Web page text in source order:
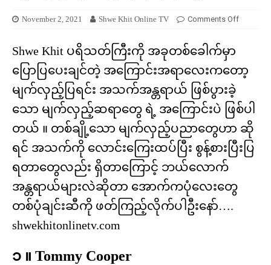
November 2, 2021 Shwe Khit Online TV Comments Off
Shwe Khit ပရိသတ်ကြီးကို အခုတစ်ခေါက်မှာ
ပြောပြပေးချင်တဲ့ အကြောင်းအရာလေးကတော့
မျက်လှည့်ပြရင်း အသက်အန္တရာယ် ဖြစ်ပွားခဲ့
သော မျက်လှည့်ဆရာတွေ ရဲ့ အကြောင်းပဲ ဖြစ်ပါ
တယ် ။ တစ်ချို့သော မျက်လှည့်ပညာတွေဟာ ဆို
ရင် အသက်ကို လောင်းကြေးထပ်ပြီး စွန့်စားပြီးပြ
ရတာတွေလည်း ရှိတာကြောင့် ဘယ်လောက်
အန္တရာယ်များလဲဆိုတာ အောက်ကပုံလေးတွေ
တစ်ပုံချင်းဆီကို ဖတ်ကြည့်လိုက်ပါဦးနော်….
shwekhitonlinetv.com
၁ ။ Tommy Cooper